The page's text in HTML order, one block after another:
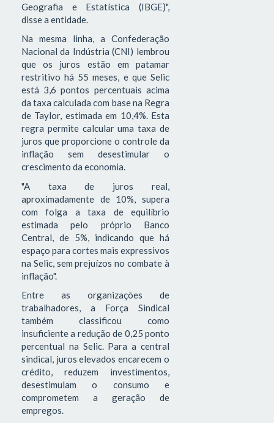
Geografia e Estatística (IBGE)",
disse a entidade.
Na mesma linha, a Confederação
Nacional da Indústria (CNI) lembrou
que os juros estão em patamar
restritivo há 55 meses, e que Selic
está 3,6 pontos percentuais acima
da taxa calculada com base na Regra
de Taylor, estimada em 10,4%. Esta
regra permite calcular uma taxa de
juros que proporcione o controle da
inflação sem desestimular o
crescimento da economia.
"A taxa de juros real,
aproximadamente de 10%, supera
com folga a taxa de equilíbrio
estimada pelo próprio Banco
Central, de 5%, indicando que há
espaço para cortes mais expressivos
na Selic, sem prejuízos no combate à
inflação".
Entre as organizações de
trabalhadores, a Força Sindical
também classificou como
insuficiente a redução de 0,25 ponto
percentual na Selic. Para a central
sindical, juros elevados encarecem o
crédito, reduzem investimentos,
desestimulam o consumo e
comprometem a geração de
empregos.